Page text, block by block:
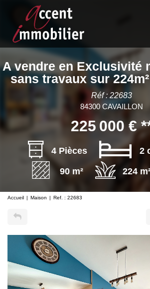
A vendre en Exclusivité
sans travaux sur
Réf : 22683
84300 CAVAILLON
225 000 €
4 Pièces 2
90 m² 224
Accueil Maison Ref. : 22683